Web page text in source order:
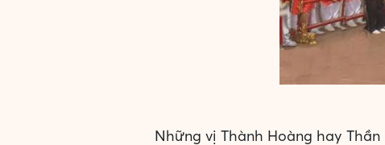
Những vị Thành Hoàng hay